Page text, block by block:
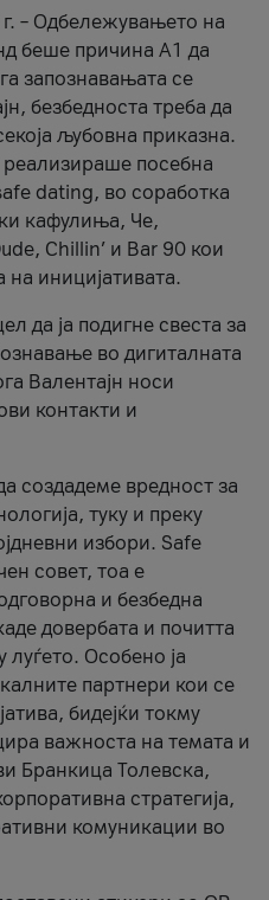
– Одбележувањето на
беше причина А1 да
запознавањата се
безбедноста треба да
љубовна приказна.
реализираше посебна
dating, во соработка
кафулиња, Че,
Chillin’ и Bar 90 кои
на иницијативата.
да ја подигне свеста за
во дигиталната
Валентајн носи
контакти и
создадеме вредност за
туку и преку
избори. Safe
совет, тоа е
и безбедна
довербата и почитта
луѓето. Особено ја
партнери кои се
бидејќи токму
важноста на темата и
Бранкица Толевска,
стратегија,
комуникации во